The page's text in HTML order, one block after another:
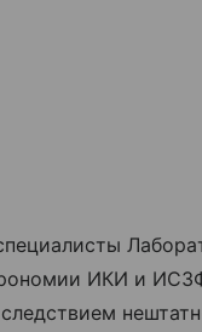
ИКИ и